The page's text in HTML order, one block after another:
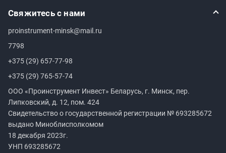
Свяжитесь с нами
proinstrument-minsk@mail.ru
7798
+375 (29) 657-77-98
+375 (29) 765-57-74
ООО «Проинструмент Инвест» Беларусь, г. Минск, пер.
Липковский, д. 12, пом. 424
Свидетельство о государственной регистрации № 693285672
выдано Миноблисполкомом
18 декабря 2023г.
УНП 693285672